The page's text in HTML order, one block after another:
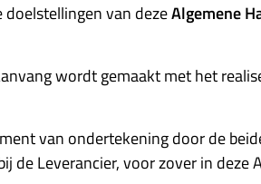
van dezeAlgemene
wordt gemaakt met het
van ondertekening door de
de Leverancier, voor zover in